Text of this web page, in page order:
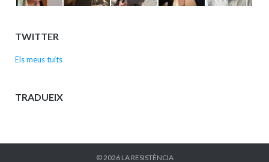
TWITTER
Els meus tuits
TRADUEIX
© 2026 LA RESISTÈNCIA